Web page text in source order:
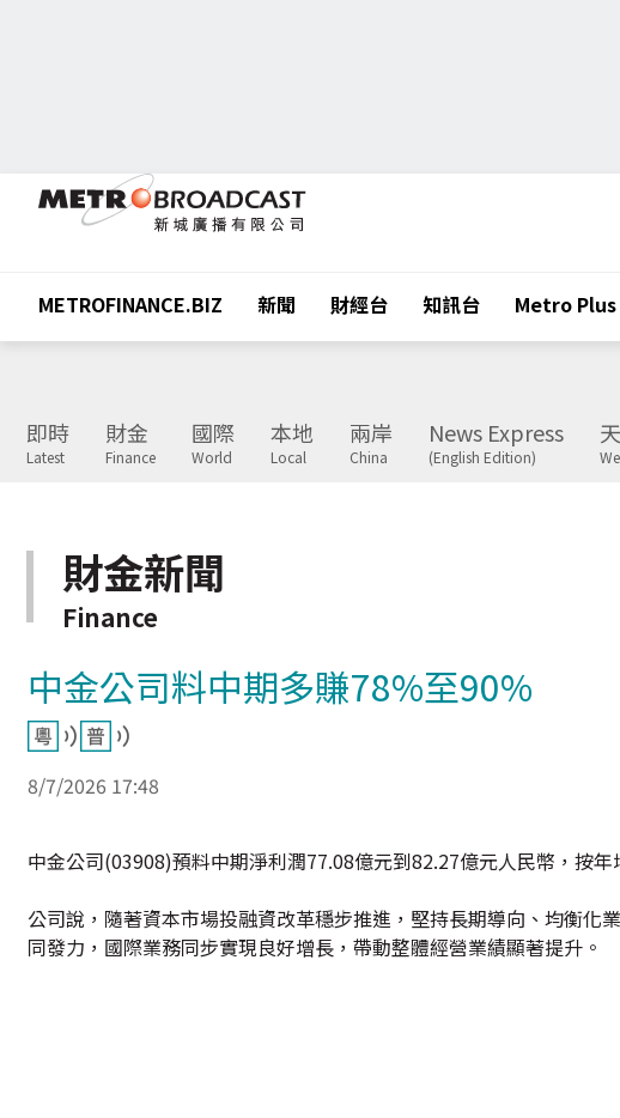
METROFINANCE.BIZ 新聞 財經台 知訊台 Metro Plus
即時
Latest
財金
Finance
國際
World
本地
Local
兩岸
China
News Express
(English Edition)
財金新聞
Finance
中金公司料中期多賺78%至90%
8/7/2026 17:48
中金公司(03908)預料中期淨利潤77.08億元到82.27億元人民幣，按年
公司說，隨著資本市場投融資改革穩步推進，堅持長期導向、均衡
同發力，國際業務同步實現良好增長，帶動整體經營業績顯著提升。